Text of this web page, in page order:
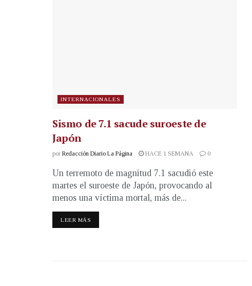
INTERNACIONALES
Sismo de 7.1 sacude suroeste de
Japón
por Redacción Diario La Página HACE 1 SEMANA 0
Un terremoto de magnitud 7.1 sacudió este
martes el suroeste de Japón, provocando al
menos una víctima mortal, más de...
LEER MÁS